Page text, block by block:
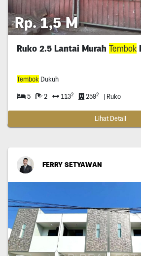
Rp. 1,5 M
Ruko 2.5 Lantai Murah Tembok
Tembok Dukuh
5 2 1132 2592 | Ruko
Lihat Detail
FERRY SETYAWAN